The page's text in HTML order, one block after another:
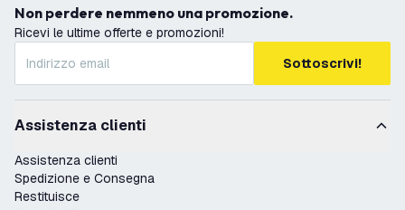
Non perdere nemmeno una promozione.
Ricevi le ultime offerte e promozioni!
Sottoscrivi!
Assistenza clienti
Assistenza clienti
Spedizione e Consegna
Restituisce